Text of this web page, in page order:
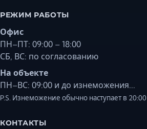
РЕЖИМ РАБОТЫ
Офис
ПН–ПТ: 09:00 – 18:00
СБ, ВС: по согласованию
На объекте
ПН–ВС: 09:00 и до изнеможения...
P.S. Изнеможение обычно наступает в 20:00
КОНТАКТЫ